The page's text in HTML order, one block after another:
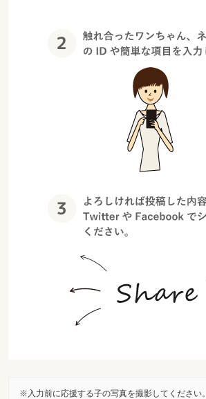
入力前に応援する子の写真を撮影してください。